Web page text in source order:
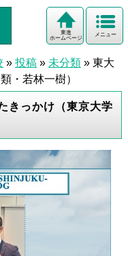
メニュー
東進
ホームページ
» 投稿 » 未分類 » 東大
・若林一樹）
っかけ（東京大学